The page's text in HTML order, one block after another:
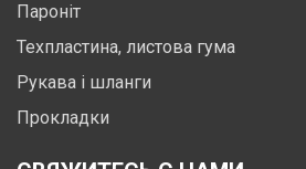
Пароніт
Техпластина, листова гума
Рукава і шланги
Прокладки